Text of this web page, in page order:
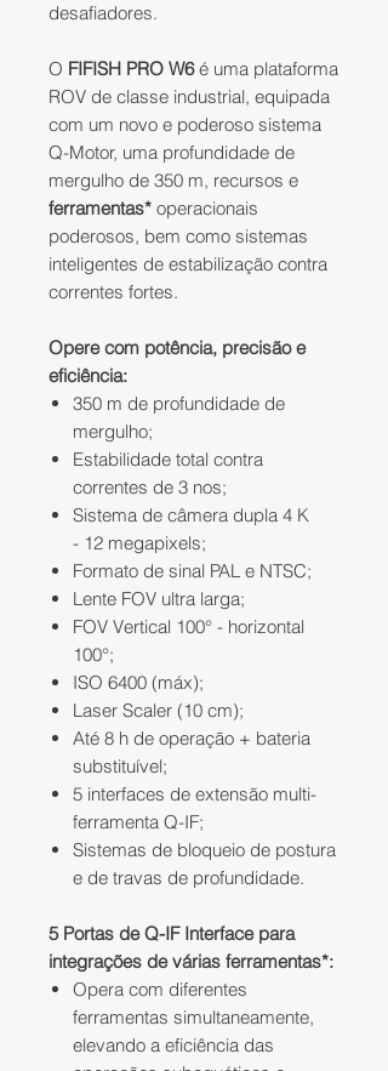
desafiadores.
O FIFISH PRO W6é uma plataforma
ROV de classe industrial, equipada
com um novo e poderoso sistema
Q-Motor, uma profundidade de
mergulho de 350 m, recursos e
ferramentas* operacionais
poderosos, bem como sistemas
inteligentes de estabilização contra
correntes fortes.
Opere com potência, precisão e
eficiência:
350 m de profundidade de
mergulho;
Estabilidade total contra
correntes de 3 nos;
Sistema de câmera dupla 4 K
- 12 megapixels;
Formato de sinal PAL e NTSC;
Lente FOV ultra larga;
FOV Vertical 100° - horizontal
100°;
ISO 6400 (máx);
Laser Scaler (10 cm);
Até 8 h de operação + bateria
substituível;
5 interfaces de extensão multi-
ferramenta Q-IF;
Sistemas de bloqueio de postura
e de travas de profundidade.
5 Portas de Q-IF Interface para
integrações de várias ferramentas*:
Opera com diferentes
ferramentas simultaneamente,
elevando a eficiência das